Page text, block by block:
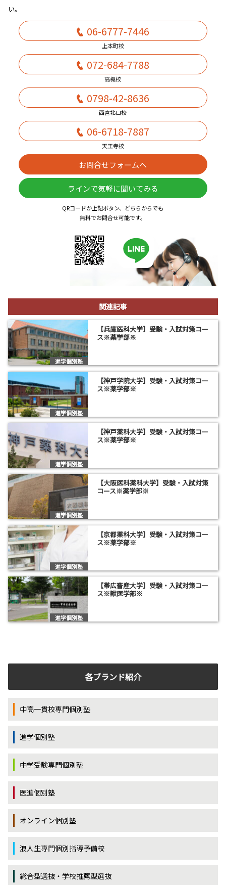
い。
06-6777-7446
上本町校
072-684-7788
高槻校
0798-42-8636
西宮北口校
06-6718-7887
天王寺校
お問合せフォームへ
ラインで気軽に聞いてみる
QRコードか上記ボタン、どちらからでも
無料でお問合せ可能です。
関連記事
進学個別塾
【兵庫医科大学】受験・入試対策コー
ス※薬学部※
進学個別塾
【神戸学院大学】受験・入試対策コー
ス※薬学部※
進学個別塾
【神戸薬科大学】受験・入試対策コー
ス※薬学部※
進学個別塾
【大阪医科薬科大学】受験・入試対策
コース※薬学部※
進学個別塾
【京都薬科大学】受験・入試対策コー
ス※薬学部※
進学個別塾
【帯広畜産大学】受験・入試対策コー
ス※獣医学部※
各ブランド紹介
中高一貫校専門個別塾
進学個別塾
中学受験専門個別塾
医進個別塾
オンライン個別塾
浪人生専門個別指導予備校
総合型選抜・学校推薦型選抜